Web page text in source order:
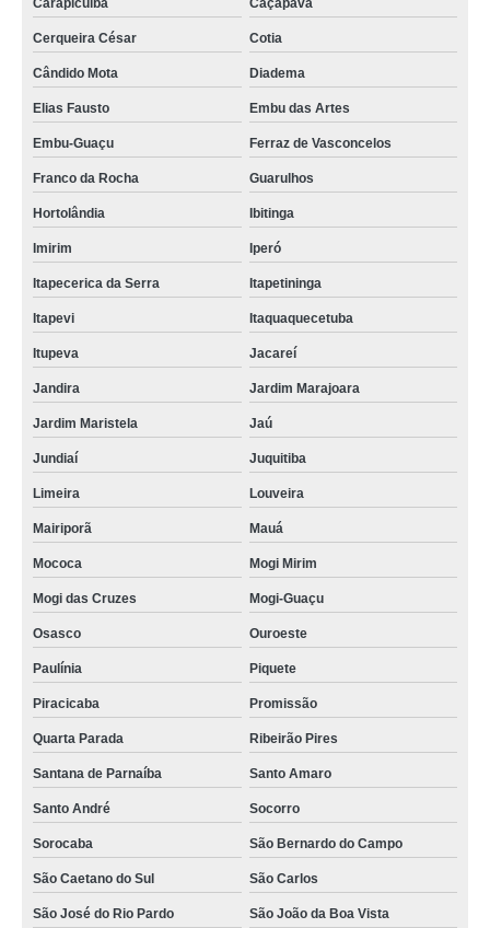
Carapicuíba Caçapava
Cerqueira César Cotia
Cândido Mota Diadema
Elias Fausto Embu das Artes
Embu-Guaçu Ferraz de Vasconcelos
Franco da Rocha Guarulhos
Hortolândia Ibitinga
Imirim Iperó
Itapecerica da Serra Itapetininga
Itapevi Itaquaquecetuba
Itupeva Jacareí
Jandira Jardim Marajoara
Jardim Maristela Jaú
Jundiaí Juquitiba
Limeira Louveira
Mairiporã Mauá
Mococa Mogi Mirim
Mogi das Cruzes Mogi-Guaçu
Osasco Ouroeste
Paulínia Piquete
Piracicaba Promissão
Quarta Parada Ribeirão Pires
Santana de Parnaíba Santo Amaro
Santo André Socorro
Sorocaba São Bernardo do Campo
São Caetano do Sul São Carlos
São José do Rio Pardo São João da Boa Vista